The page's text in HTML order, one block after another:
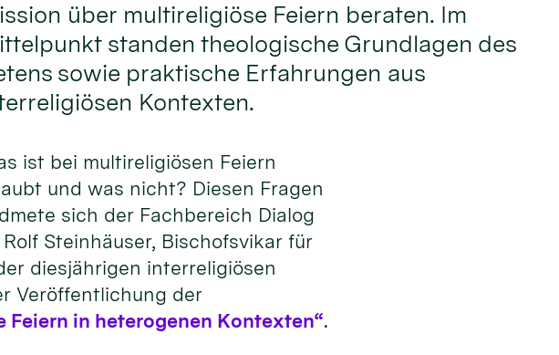
über multireligiöse Feiern beraten. Im
standen theologische Grundlagen des
sowie praktische Erfahrungen aus
Kontexten.
ist bei multireligiösen Feiern
und was nicht? Diesen Fragen
sich der Fachbereich Dialog
Steinhäuser, Bischofsvikar für
diesjährigen interreligiösen
Veröffentlichung der
Feiern in heterogenen Kontexten“.